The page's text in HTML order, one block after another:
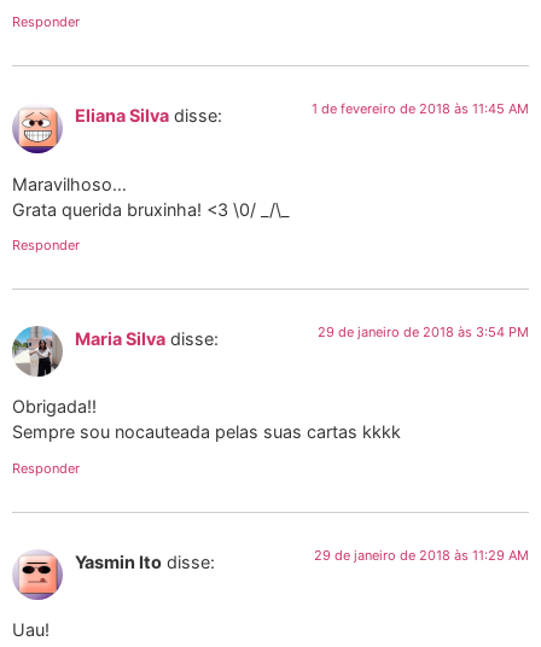
Responder
Eliana Silva disse: 1 de fevereiro de 2018 às 11:45 AM
Maravilhoso…
Grata querida bruxinha! <3 \0/ _/\_
Responder
Maria Silva disse: 29 de janeiro de 2018 às 3:54 PM
Obrigada!!
Sempre sou nocauteada pelas suas cartas kkkk
Responder
Yasmin Ito disse: 29 de janeiro de 2018 às 11:29 AM
Uau!